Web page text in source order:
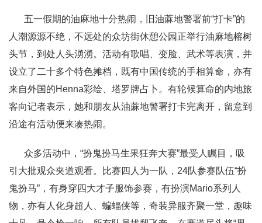
五一假期的油麻地十分热闹，旧油蔴地警署前“打卡”的
人潮源源不绝，不远处的众坊街休憩公园正举行油麻地榕树
头节，到处人头湧湧。活动有歌唱、变脸、武术等表演，并
设立了二十多个特色摊档，既有中国传统的手相算命，亦有
来自外国的Henna彩绘、塔罗牌占卜。有轮候算命的内地旅
客向记者表示，她和朋友从油蔴地警署打卡完离开，留意到
沿途有活动便来凑热闹。
众多活动中，“扮鬼扮马生果狂奔大赛”最受人瞩目，吸
引大批观众夹道观看。比赛四人为一队，24队参赛队伍“扮
鬼扮马”，有身穿四大才子服饰参赛，有扮演Mario系列人
物，亦有人化身超人、蝙蝠侠等，奇装异服齐聚一堂，趣味